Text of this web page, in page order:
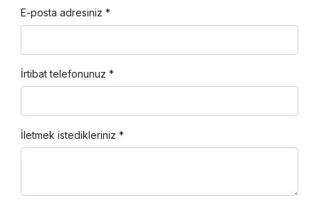
E-posta adresiniz *
İrtibat telefonunuz *
İletmek istedikleriniz *